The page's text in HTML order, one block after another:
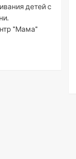
детей с
"Мама"